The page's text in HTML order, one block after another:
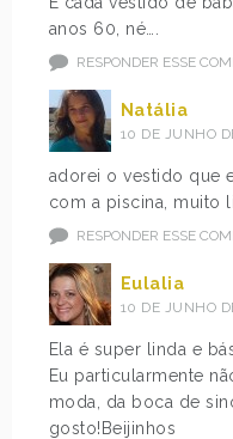
anos 60, né….
RESPONDER ESSE
Natália
10 DE JUNHO
adorei o vestido que
com a piscina, muito
RESPONDER ESSE
Eulalia
10 DE JUNHO
Ela é super linda e
Eu particularmente
moda, da boca de
gosto!Beijinhos